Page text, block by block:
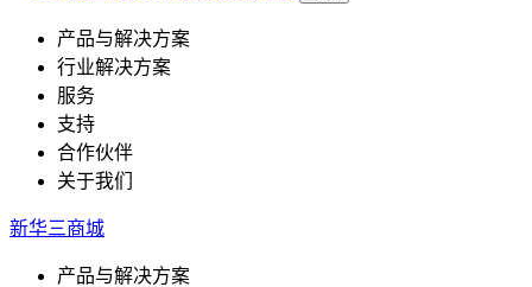
产品与解决方案
行业解决方案
服务
支持
合作伙伴
关于我们
新华三商城
产品与解决方案